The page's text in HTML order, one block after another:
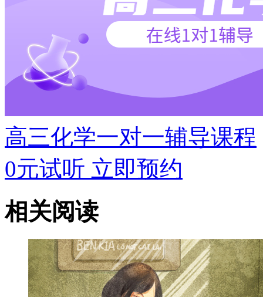
高三化学一对一辅导课程
0元试听 立即预约
相关阅读